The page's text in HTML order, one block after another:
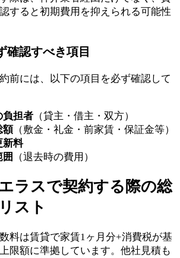
すると初期費用を抑えられる可能性
確認すべき項目
前には、以下の項目を必ず確認して
負担者 （貸主・借主・双方）
額（敷金・礼金・前家賃・保証金等）
新料
（退去時の費用）
ラスで契約する際の総
スト
料は賃貸で家賃1ヶ月分+消費税が基
限額に準拠しています。他社見積も